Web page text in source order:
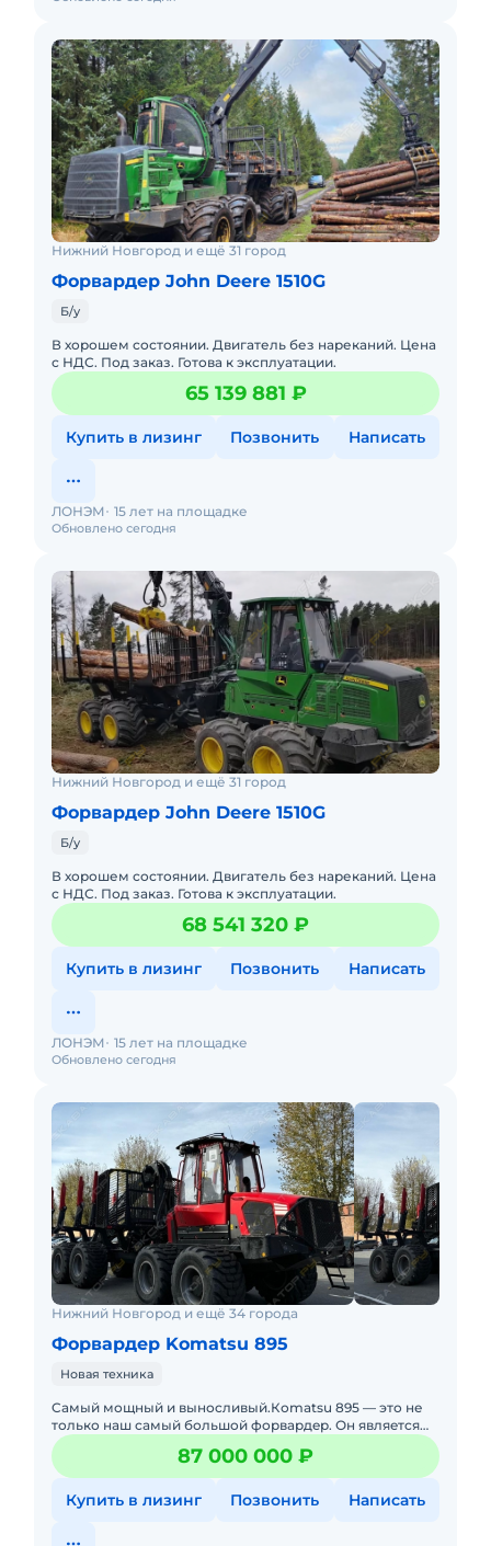
Нижний Новгород и ещё 31 город
Форвардер John Deere 1510G
Б/у
В хорошем состоянии. Двигатель без нареканий. Цена
с НДС. Под заказ. Готова к эксплуатации.
65 139 881 ₽
Купить в лизинг Позвонить Написать
Обновлено сегодня
ЛОНЭМ 15 лет на площадке
Нижний Новгород и ещё 31 город
Форвардер John Deere 1510G
Б/у
В хорошем состоянии. Двигатель без нареканий. Цена
с НДС. Под заказ. Готова к эксплуатации.
68 541 320 ₽
Купить в лизинг Позвонить Написать
Обновлено сегодня
ЛОНЭМ 15 лет на площадке
Нижний Новгород и ещё 34 города
Форвардер Komatsu 895
Новая техника
Cамый мощный и выноcливый.Коmatsu 895 — это не
только нaш сaмый большой фоpваpдeр. Он являeтcя
пpeдcтавителем cовepшеннoго нoвoго клаcсa машин,
макcимальн
87 000 000 ₽
Купить в лизинг Позвонить Написать